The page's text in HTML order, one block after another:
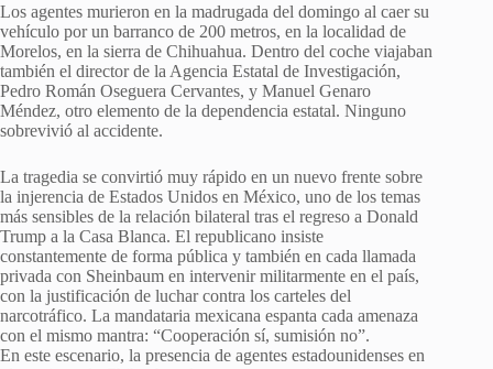
Los agentes murieron en la madrugada del domingo al caer su
vehículo por un barranco de 200 metros, en la localidad de
Morelos, en la sierra de Chihuahua. Dentro del coche viajaban
también el director de la Agencia Estatal de Investigación,
Pedro Román Oseguera Cervantes, y Manuel Genaro
Méndez, otro elemento de la dependencia estatal. Ninguno
sobrevivió al accidente.
La tragedia se convirtió muy rápido en un nuevo frente sobre
la injerencia de Estados Unidos en México, uno de los temas
más sensibles de la relación bilateral tras el regreso a Donald
Trump a la Casa Blanca. El republicano insiste
constantemente de forma pública y también en cada llamada
privada con Sheinbaum en intervenir militarmente en el país,
con la justificación de luchar contra los carteles del
narcotráfico. La mandataria mexicana espanta cada amenaza
con el mismo mantra: “Cooperación sí, sumisión no”.
En este escenario, la presencia de agentes estadounidenses en